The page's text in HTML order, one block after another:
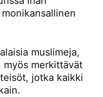
muslimeja,
myös merkittävät
jotka kaikki